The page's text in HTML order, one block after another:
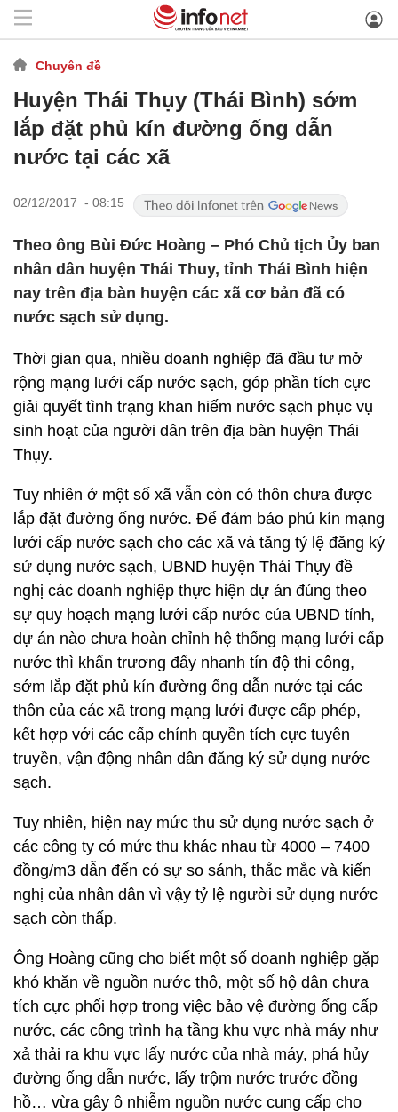
Chuyên đề
Huyện Thái Thụy (Thái Bình) sớm
lắp đặt phủ kín đường ống dẫn
nước tại các xã
02/12/2017 - 08:15
Theo ông Bùi Đức Hoàng – Phó Chủ tịch Ủy ban
nhân dân huyện Thái Thuy, tỉnh Thái Bình hiện
nay trên địa bàn huyện các xã cơ bản đã có
nước sạch sử dụng.
Thời gian qua, nhiều doanh nghiệp đã đầu tư mở
rộng mạng lưới cấp nước sạch, góp phần tích cực
giải quyết tình trạng khan hiếm nước sạch phục vụ
sinh hoạt của người dân trên địa bàn huyện Thái
Thụy.
Tuy nhiên ở một số xã vẫn còn có thôn chưa được
lắp đặt đường ống nước. Để đảm bảo phủ kín mạng
lưới cấp nước sạch cho các xã và tăng tỷ lệ đăng ký
sử dụng nước sạch, UBND huyện Thái Thụy đề
nghị các doanh nghiệp thực hiện dự án đúng theo
sự quy hoạch mạng lưới cấp nước của UBND tỉnh,
dự án nào chưa hoàn chỉnh hệ thống mạng lưới cấp
nước thì khẩn trương đẩy nhanh tín độ thi công,
sớm lắp đặt phủ kín đường ống dẫn nước tại các
thôn của các xã trong mạng lưới được cấp phép,
kết hợp với các cấp chính quyền tích cực tuyên
truyền, vận động nhân dân đăng ký sử dụng nước
sạch.
Tuy nhiên, hiện nay mức thu sử dụng nước sạch ở
các công ty có mức thu khác nhau từ 4000 – 7400
đồng/m3 dẫn đến có sự so sánh, thắc mắc và kiến
nghị của nhân dân vì vậy tỷ lệ người sử dụng nước
sạch còn thấp.
Ông Hoàng cũng cho biết một số doanh nghiệp gặp
khó khăn về nguồn nước thô, một số hộ dân chưa
tích cực phối hợp trong việc bảo vệ đường ống cấp
nước, các công trình hạ tầng khu vực nhà máy như
xả thải ra khu vực lấy nước của nhà máy, phá hủy
đường ống dẫn nước, lấy trộm nước trước đồng
hồ… vừa gây ô nhiễm nguồn nước cung cấp cho